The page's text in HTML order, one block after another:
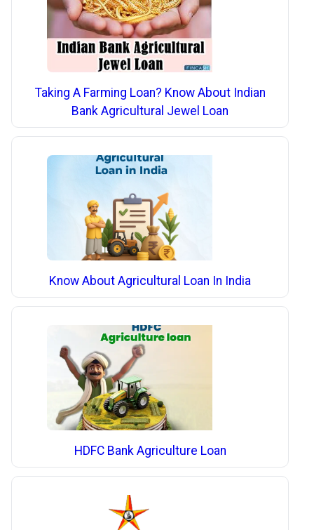
Taking A Farming Loan? Know About Indian
Bank Agricultural Jewel Loan
Know About Agricultural Loan In India
HDFC Bank Agriculture Loan